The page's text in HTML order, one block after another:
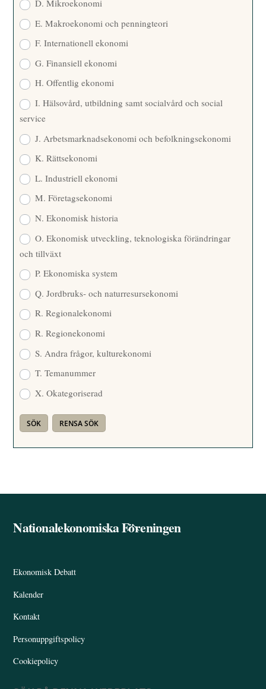
D. Mikroekonomi
E. Makroekonomi och penningteori
F. Internationell ekonomi
G. Finansiell ekonomi
H. Offentlig ekonomi
I. Hälsovård, utbildning samt socialvård och social
service
J. Arbetsmarknadsekonomi och befolkningsekonomi
K. Rättsekonomi
L. Industriell ekonomi
M. Företagsekonomi
N. Ekonomisk historia
O. Ekonomisk utveckling, teknologiska förändringar
och tillväxt
P. Ekonomiska system
Q. Jordbruks- och naturresursekonomi
R. Regionalekonomi
R. Regionekonomi
S. Andra frågor, kulturekonomi
T. Temanummer
X. Okategoriserad
Back
Nationalekonomiska Föreningen
Ekonomisk Debatt
Kalender
Kontakt
Personuppgiftspolicy
Cookiepolicy